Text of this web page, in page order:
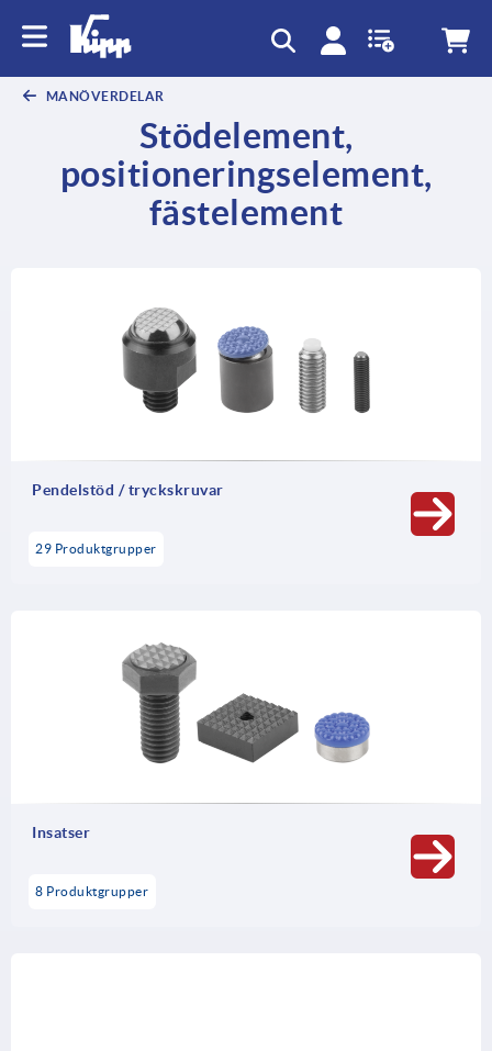
MANÖVERDELAR
Stödelement,
positioneringselement,
fästelement
Pendelstöd / tryckskruvar
29 Produktgrupper
Insatser
8 Produktgrupper